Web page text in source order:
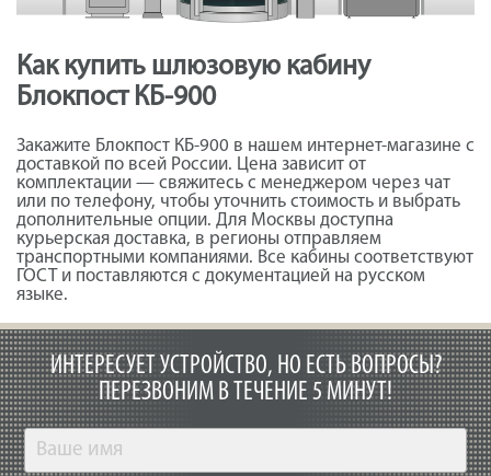
Как купить шлюзовую кабину
Блокпост КБ-900
Закажите Блокпост КБ-900 в нашем интернет-магазине с
доставкой по всей России. Цена зависит от
комплектации — свяжитесь с менеджером через чат
или по телефону, чтобы уточнить стоимость и выбрать
дополнительные опции. Для Москвы доступна
курьерская доставка, в регионы отправляем
транспортными компаниями. Все кабины соответствуют
ГОСТ и поставляются с документацией на русском
языке.
ИНТЕРЕСУЕТ УСТРОЙСТВО, НО ЕСТЬ ВОПРОСЫ?
ПЕРЕЗВОНИМ В ТЕЧЕНИЕ 5 МИНУТ!